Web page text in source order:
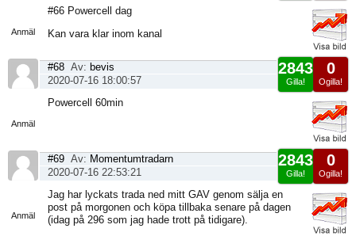
Anmäl
#66 Powercell dag
Kan vara klar inom kanal
Anmäl
0
Ogilla!
2843
Gilla!
#68 Av: bevis
2020-07-16 18:00:57
Powercell 60min
Anmäl
0
Ogilla!
2843
Gilla!
#69 Av: Momentumtradarn
2020-07-16 22:53:21
Jag har lyckats trada ned mitt GAV genom sälja en
post på morgonen och köpa tillbaka senare på dagen
(idag på 296 som jag hade trott på tidigare).